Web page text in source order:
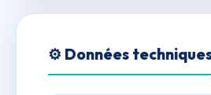
⚙️ Données